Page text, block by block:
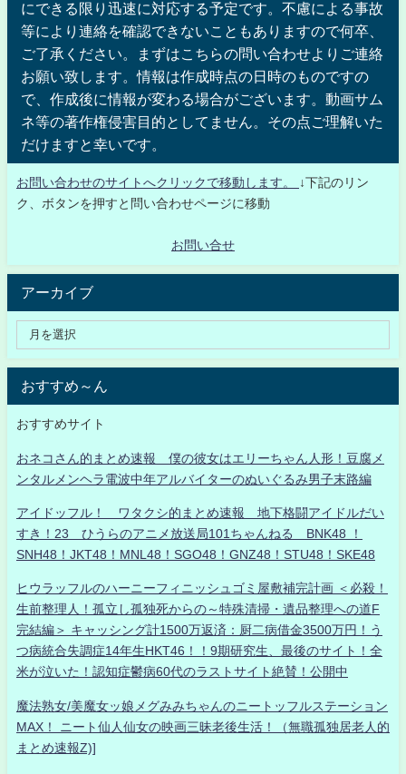
にできる限り迅速に対応する予定です。不慮による事故
等により連絡を確認できないこともありますので何卒、
ご了承ください。まずはこちらの問い合わせよりご連絡
お願い致します。情報は作成時点の日時のものですの
で、作成後に情報が変わる場合がございます。動画サム
ネ等の著作権侵害目的としてません。その点ご理解いた
だけますと幸いです。
お問い合わせのサイトへクリックで移動します。
↓下記のリン
ク、ボタンを押すと問い合わせページに移動
お問い合せ
アーカイブ
おすすめ～ん
おすすめサイト
おネコさん的まとめ速報 僕の彼女はエリーちゃん人形！豆腐メ
ンタルメンヘラ電波中年アルバイターのぬいぐるみ男子末路編
アイドッフル！ ワタクシ的まとめ速報 地下格闘アイドルだい
すき！23 ひうらのアニメ放送局101ちゃんねる BNK48 ！
SNH48！JKT48！MNL48！SGO48！GNZ48！STU48！SKE48
ヒウラッフルのハーニーフィニッシュゴミ屋敷補完計画 ＜必殺！
生前整理人！孤立し孤独死からの～特殊清掃・遺品整理への道F
完結編＞ キャッシング計1500万返済：厨二病借金3500万円！う
つ病統合失調症14年生HKT46！！9期研究生、最後のサイト！全
米が泣いた！認知症鬱病60代のラストサイト絶賛！公開中
魔法熟女/美魔女ッ娘メグみみちゃんのニートッフルステーション
MAX！ ニート仙人仙女の映画三昧老後生活！（無職孤独居老人的
まとめ速報Z)]